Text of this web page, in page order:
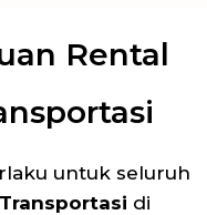
Rental
untuk seluruh
di